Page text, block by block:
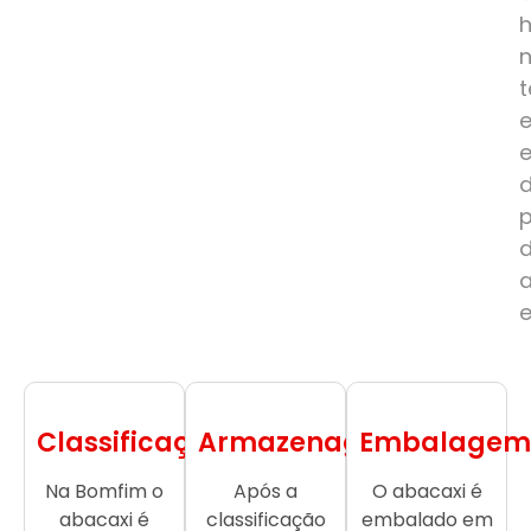
e
Classificação
Na Bomfim o
abacaxi é
Armazenagem
Após a
classificação
Embalagem
O abacaxi é
embalado em